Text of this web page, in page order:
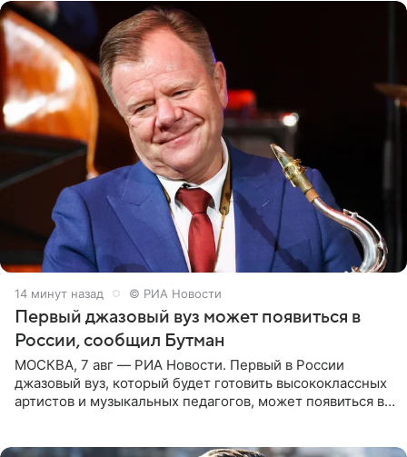
14 минут назад © РИА Новости
Первый джазовый вуз может появиться в
России, сообщил Бутман
МОСКВА, 7 авг — РИА Новости. Первый в России
джазовый вуз, который будет готовить высококлассных
артистов и музыкальных педагогов, может появиться в